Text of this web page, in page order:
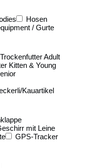
Hosen
/ Gurte
Trockenfutter Adult
Kitten & Young
Kauartikel
mit Leine
GPS-Tracker